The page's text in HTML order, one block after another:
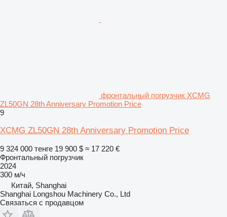
фронтальный погрузчик XCMG
ZL50GN 28th Anniversary Promotion Price
9
XCMG ZL50GN 28th Anniversary Promotion Price
9 324 000 тенге 19 900 $ ≈ 17 220 €
Фронтальный погрузчик
2024
300 м/ч
Китай, Shanghai
Shanghai Longshou Machinery Co., Ltd
Связаться с продавцом